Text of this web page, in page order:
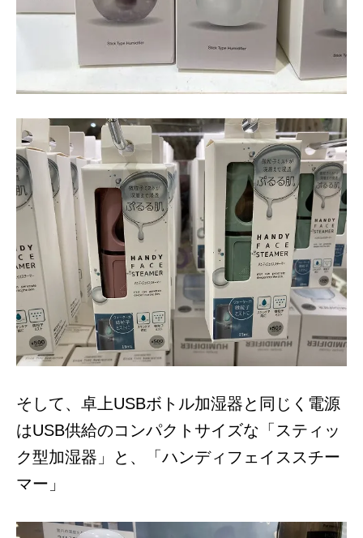
そして、卓上USBボトル加湿器と同じく電源
はUSB供給のコンパクトサイズな「スティッ
ク型加湿器」と、「ハンディフェイススチー
マー」